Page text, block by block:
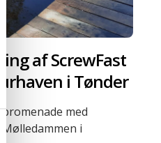
af ScrewFast
i Tønder
med
i